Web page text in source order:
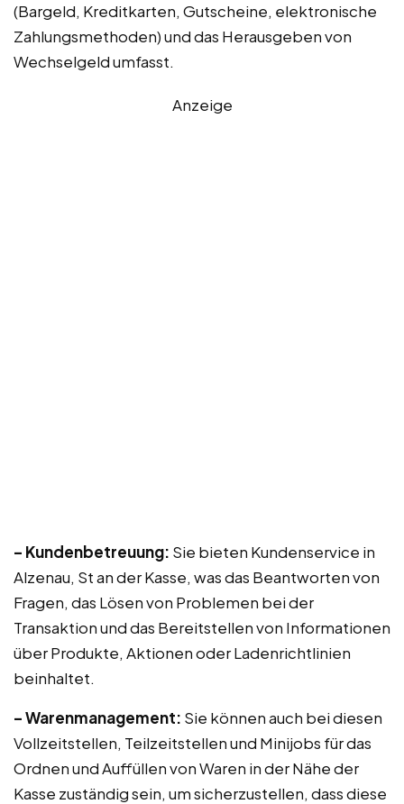
(Bargeld, Kreditkarten, Gutscheine, elektronische
Zahlungsmethoden) und das Herausgeben von
Wechselgeld umfasst.
Anzeige
– Kundenbetreuung: Sie bieten Kundenservice in
Alzenau, St an der Kasse, was das Beantworten von
Fragen, das Lösen von Problemen bei der
Transaktion und das Bereitstellen von Informationen
über Produkte, Aktionen oder Ladenrichtlinien
beinhaltet.
– Warenmanagement: Sie können auch bei diesen
Vollzeitstellen, Teilzeitstellen und Minijobs für das
Ordnen und Auffüllen von Waren in der Nähe der
Kasse zuständig sein, um sicherzustellen, dass diese